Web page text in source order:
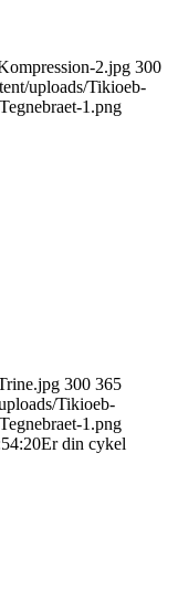
2.jpg 300
uploads/Tikioeb-
1.png
300 365
Tikioeb-
1.png
Er din cykel